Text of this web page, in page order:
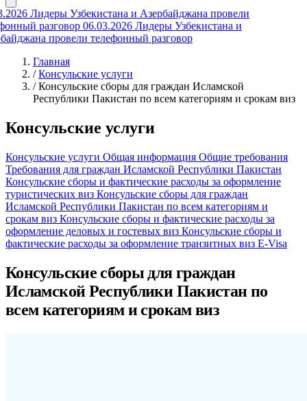
Лидеры Узбекистана и Азербайджана провели
разговор 06.03.2026 Лидеры Узбекистана и
провели телефонный разговор
Главная
/ Консульские услуги
/ Консульские сборы для граждан Исламской
Республики Пакистан по всем категориям и срокам виз
Консульские услуги
Консульские услуги Общая информация Общие требования
Требования для граждан Исламской Республики Пакистан
Консульские сборы и фактические расходы за оформление
туристических виз Консульские сборы для граждан
Исламской Республики Пакистан по всем категориям и
срокам виз Консульские сборы и фактические расходы за
оформление деловых и гостевых виз Консульские сборы и
фактические расходы за оформление транзитных виз E-Visa
Консульские сборы для граждан
Исламской Республики Пакистан по
всем категориям и срокам виз